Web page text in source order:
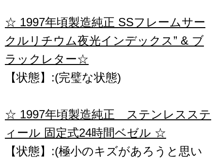
☆ 1997年頃製造純正 SSフレームサー
クルリチウム夜光インデックス” & ブ
ラックレター☆
【状態】:(完璧な状態)
☆ 1997年頃製造純正 ステンレスステ
ィール 固定式24時間ベゼル ☆
【状態】:(極小のキズがあろうと思い